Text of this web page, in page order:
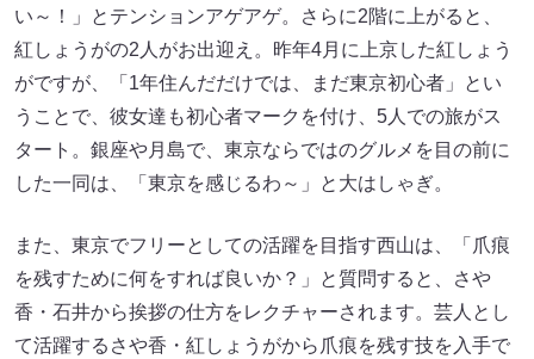
い～！」とテンションアゲアゲ。さらに2階に上がると、
紅しょうがの2人がお出迎え。昨年4月に上京した紅しょう
がですが、「1年住んだだけでは、まだ東京初心者」とい
うことで、彼女達も初心者マークを付け、5人での旅がス
タート。銀座や月島で、東京ならではのグルメを目の前に
した一同は、「東京を感じるわ～」と大はしゃぎ。
また、東京でフリーとしての活躍を目指す西山は、「爪痕
を残すために何をすれば良いか？」と質問すると、さや
香・石井から挨拶の仕方をレクチャーされます。芸人とし
て活躍するさや香・紅しょうがから爪痕を残す技を入手で